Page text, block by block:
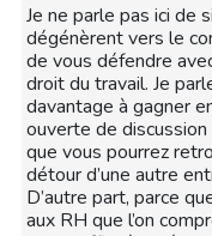
Je ne parle pas ici de
dégénèrent vers le
de vous défendre
droit du travail. Je
davantage à gagner
ouverte de discussion
que vous pourrez
détour d’une autre
D’autre part, parce
aux RH que l’on